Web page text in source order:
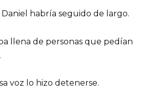
habría seguido de largo.
llena de personas que pedían
voz lo hizo detenerse.